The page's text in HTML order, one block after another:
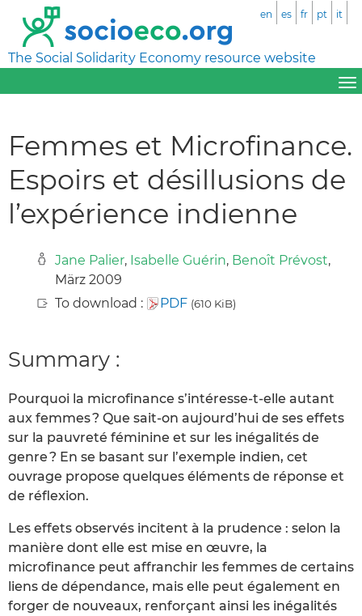
The Social Solidarity Economy resource website
en es fr pt it
Femmes et Microfinance.
Espoirs et désillusions de
l’expérience indienne
Jane Palier, Isabelle Guérin, Benoît Prévost,
März 2009
To download :
PDF (610 KiB)
Summary :
Pourquoi la microfinance s’intéresse-t-elle autant
aux femmes ? Que sait-on aujourd’hui de ses effets
sur la pauvreté féminine et sur les inégalités de
genre ? En se basant sur l’exemple indien, cet
ouvrage propose quelques éléments de réponse et
de réflexion.
Les effets observés incitent à la prudence : selon la
manière dont elle est mise en œuvre, la
microfinance peut affranchir les femmes de certains
liens de dépendance, mais elle peut également en
forger de nouveaux, renforçant ainsi les inégalités